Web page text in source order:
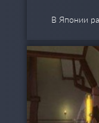
В Японии